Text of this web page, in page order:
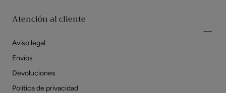
Atención al cliente
Aviso legal
Envíos
Devoluciones
Política de privacidad